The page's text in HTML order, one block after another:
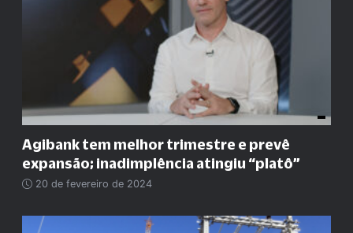
Agibank tem melhor trimestre e prevê
expansão; inadimplência atingiu “platô”
20 de fevereiro de 2024